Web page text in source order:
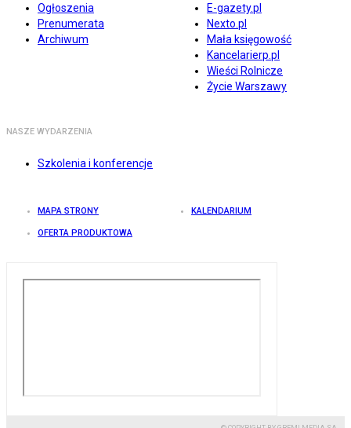
Ogłoszenia
Prenumerata
Archiwum
E-gazety.pl
Nexto.pl
Mała księgowość
Kancelarierp.pl
Wieści Rolnicze
Życie Warszawy
NASZE WYDARZENIA
Szkolenia i konferencje
MAPA STRONY KALENDARIUM
OFERTA PRODUKTOWA